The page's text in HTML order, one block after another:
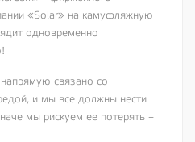
«Solar» на камуфляжную
одновременно
связано со
и мы все должны нести
мы рискуем ее потерять –